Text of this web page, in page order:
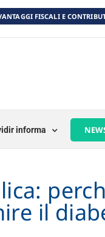
FISCALI E
informa
il